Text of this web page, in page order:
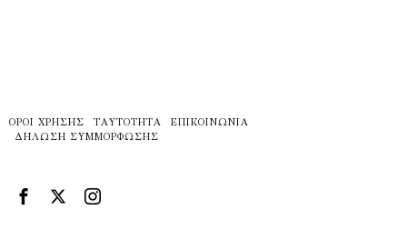
ΌΡΟΙ ΧΡΉΣΗΣ ΤΑΥΤΌΤΗΤΑ
ΕΠΙΚΟΙΝΩΝΊΑ
ΔΉΛΩΣΗ ΣΥΜΜΌΡΦΩΣΗΣ